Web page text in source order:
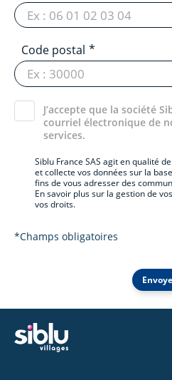
Code postal
J’accepte que la société
courriel électronique de
services.
Siblu France SAS agit en qualité
et collecte vos données sur la
fins de vous adresser des
En savoir plus sur la gestion de
vos droits.
*Champs obligatoires